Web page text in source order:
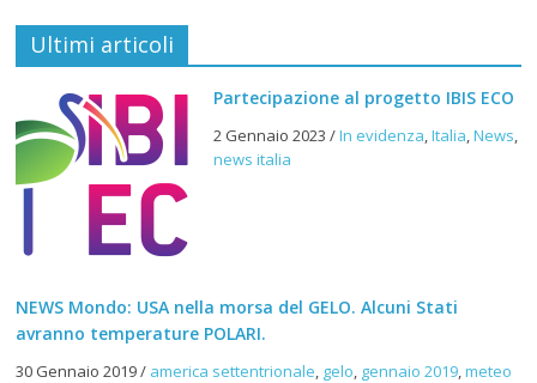
Ultimi articoli
Partecipazione al progetto IBIS ECO
2 Gennaio 2023 /In evidenza,Italia,News,
news italia
NEWS Mondo: USA nella morsa del GELO. Alcuni Stati
avranno temperature POLARI.
30 Gennaio 2019/ america settentrionale, gelo, gennaio 2019,meteo